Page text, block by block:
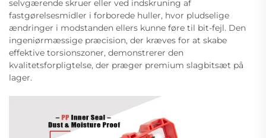
selvgærende skruer eller ved indskruning af
fastgørelsesmidler i forborede huller, hvor pludselige
ændringer i modstanden ellers kunne føre til bit-fejl. Den
ingeniørmæssige præcision, der kræves for at skabe
effektive torsionszoner, demonstrerer den
kvalitetsforpligtelse, der præger premium slagbitsæt på
lager.